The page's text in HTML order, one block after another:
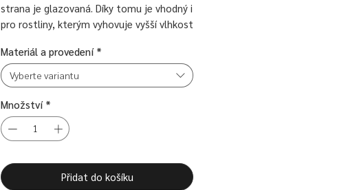
strana je glazovaná. Díky tomu je vhodný i
pro rostliny, kterým vyhovuje vyšší vlhkost
květináčích. Stačí vložit běžný květináč s
rostlinou dovnitř a keramický obal vytvoří
z běžného pěstebního květináče
dekorativní prvek pro interiér.
Jednoduchý tvar a jemná barevnost
interiérů.
Materiál a provedení *
Vyberte variantu
Množství *
Přidat do košíku